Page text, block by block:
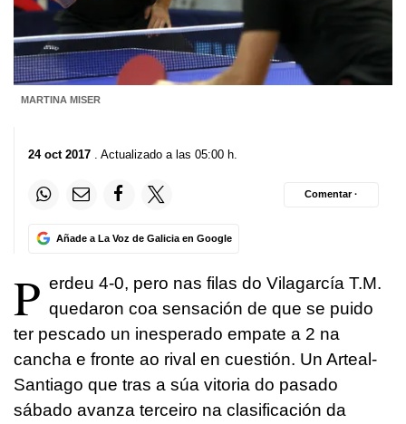
MARTINA MISER
24 oct 2017 . Actualizado a las 05:00 h.
Añade a La Voz de Galicia en Google
Comentar ·
P erdeu 4-0, pero nas filas do Vilagarcía T.M.
quedaron coa sensación de que se puido
ter pescado un inesperado empate a 2 na
cancha e fronte ao rival en cuestión. Un Arteal-
Santiago que tras a súa vitoria do pasado
sábado avanza terceiro na clasificación da